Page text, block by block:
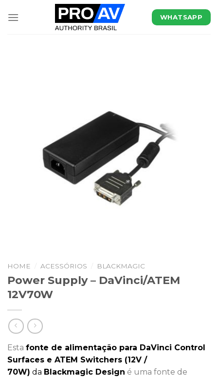
WHATSAPP
HOME ACESSÓRIOS BLACKMAGIC
Power Supply – DaVinci/ATEM
12V70W
Esta fonte de alimentação para DaVinci Control
Surfaces e ATEM Switchers (12V /
70W) da Blackmagic Design é uma fonte de